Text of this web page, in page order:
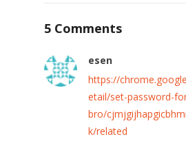
5 Comments
esen
https://
etail/set-password-
bro/
k/related